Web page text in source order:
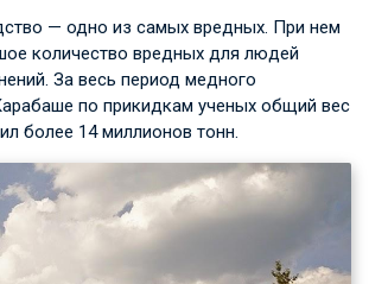
— одно из самых вредных. При нем
количество вредных для людей
За весь период медного
по прикидкам ученых общий вес
более 14 миллионов тонн.